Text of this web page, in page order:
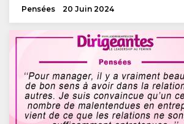
Pensées 20 Juin 2024